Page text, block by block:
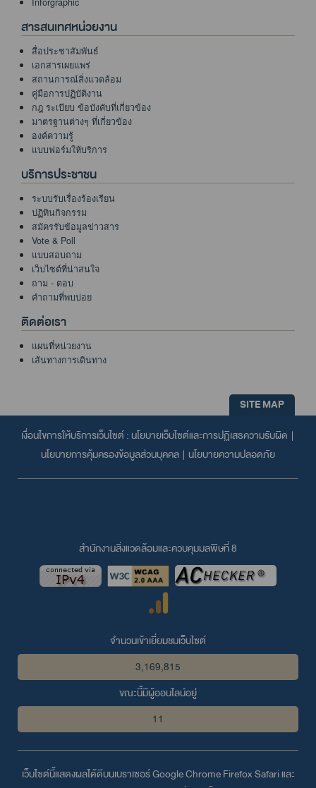
สารสนเทศหน่วยงาน
สื่อประชาสัมพันธ์
เอกสารเผยแพร่
สถานการณ์สิ่งแวดล้อม
คู่มือการปฏิบัติงาน
กฎ ระเบียบ ข้อบังคับที่เกี่ยวข้อง
มาตรฐานต่างๆ ที่เกี่ยวข้อง
องค์ความรู้
แบบฟอร์มให้บริการ
บริการประชาชน
ระบบรับเรื่องร้องเรียน
ปฏิทินกิจกรรม
สมัครรับข้อมูลข่าวสาร
Vote & Poll
แบบสอบถาม
เว็บไซต์ที่น่าสนใจ
ถาม - ตอบ
คำถามที่พบบ่อย
ติดต่อเรา
แผนที่หน่วยงาน
เส้นทางการเดินทาง
SITE MAP
เงื่อนไขการให้บริการเว็บไซต์ : นโยบายเว็บไซต์และการปฏิเสธความรับผิด |
นโยบายการคุ้มครองข้อมูลส่วนบุคคล | นโยบายความปลอดภัย
สำนักงานสิ่งแวดล้อมและควบคุมมลพิษที่ 8
จำนวนเข้าเยี่ยมชมเว็บไซต์
3,169,815
ขณะนี้มีผู้ออนไลน์อยู่
11
เว็บไซต์นี้แสดงผลได้ดีบนเบราเซอร์Google ChromeFirefoxSafariและ